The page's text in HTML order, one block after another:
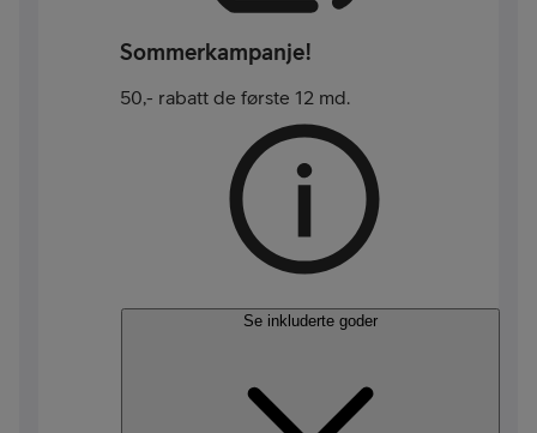
Sommerkampanje!
50,- rabatt de første 12 md.
Se inkluderte goder